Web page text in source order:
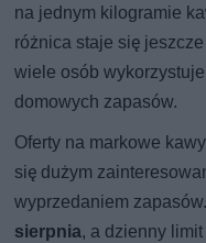
na jednym kilogramie
różnica staje się
wiele osób
domowych zapasów.
Oferty na markowe
się dużym
wyprzedaniem zapasów.
sierpnia, a dzienny